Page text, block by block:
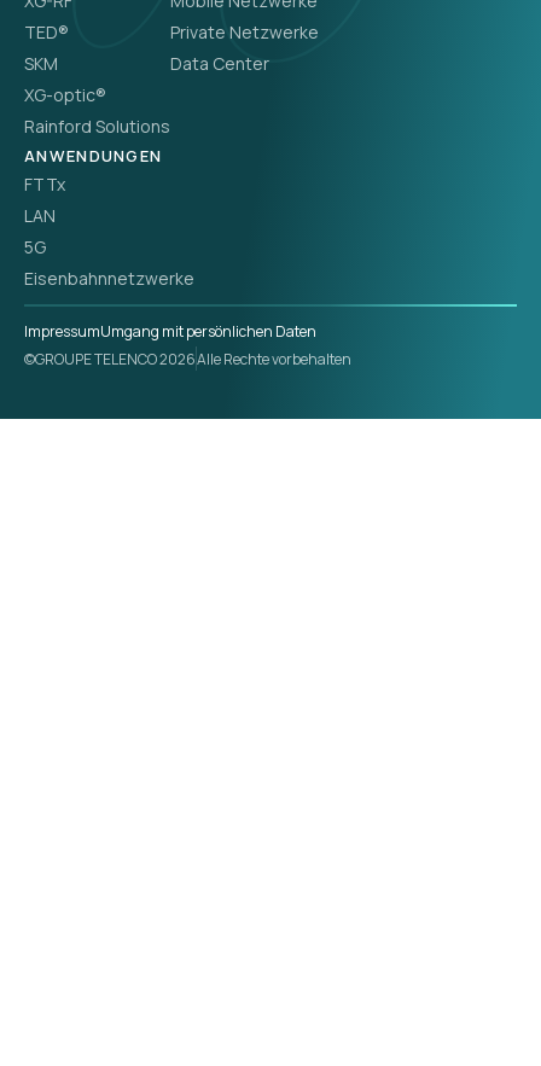
TED®
SKM
XG-optic®
Rainford Solutions
Private Netzwerke
Data Center
ANWENDUNGEN
FTTx
LAN
5G
Eisenbahnnetzwerke
ImpressumUmgang mit persönlichen Daten
©GROUPE TELENCO 2026Alle Rechte vorbehalten